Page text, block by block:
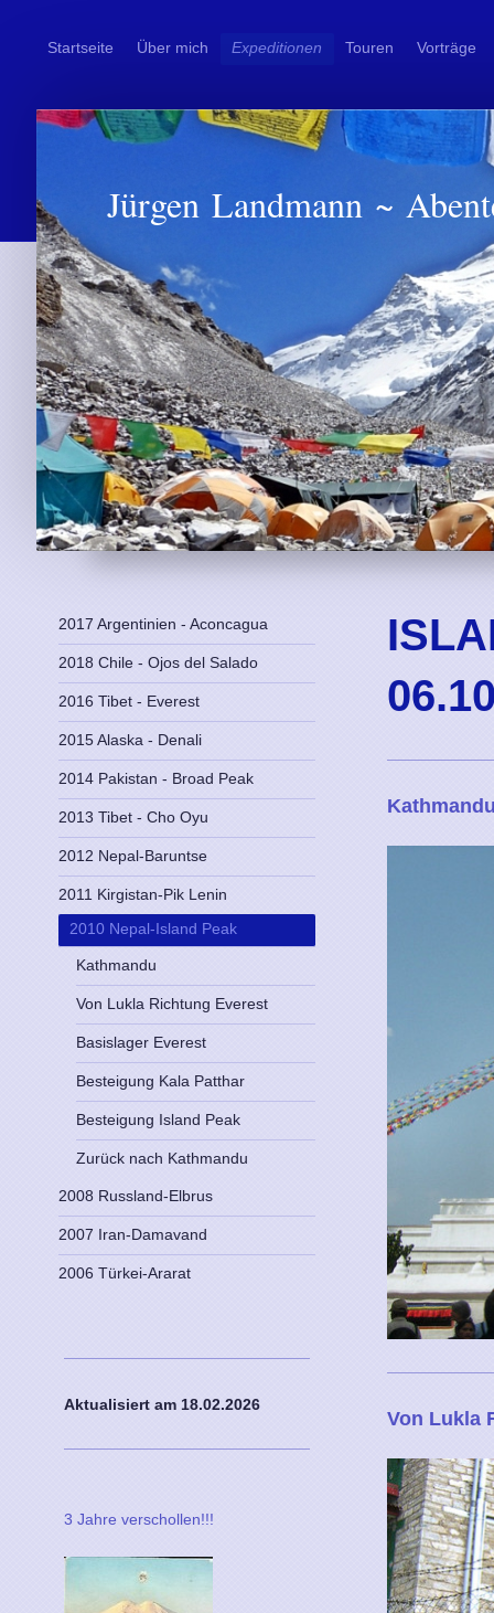
Startseite Über mich Expeditionen Touren Vorträge
Jürgen Landmann ~
Von Lukla
2017 Argentinien - Aconcagua
2018 Chile - Ojos del Salado
2016 Tibet - Everest
2015 Alaska - Denali
2014 Pakistan - Broad Peak
2013 Tibet - Cho Oyu
2012 Nepal-Baruntse
2011 Kirgistan-Pik Lenin
2010 Nepal-Island Peak
Kathmandu
Von Lukla Richtung Everest
Basislager Everest
Besteigung Kala Patthar
Besteigung Island Peak
Zurück nach Kathmandu
2008 Russland-Elbrus
2007 Iran-Damavand
2006 Türkei-Ararat
Aktualisiert am 18.02.2026
3 Jahre verschollen!!!